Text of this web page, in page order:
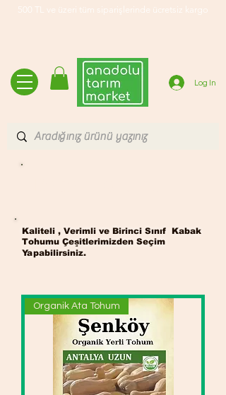
500 TL ve üzeri tüm siparişlerinde ücretsiz kargo
Log In
Kaliteli , Verimli ve Birinci Sınıf Kabak
Tohumu Çeşitlerimizden Seçim
Yapabilirsiniz.
Organik Ata Tohum